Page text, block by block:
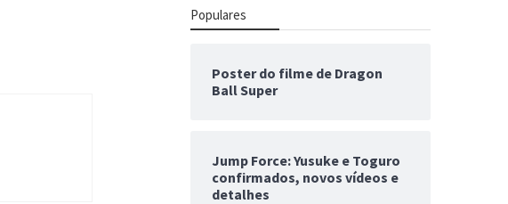
Populares
Poster do filme de Dragon
Ball Super
Jump Force: Yusuke e Toguro
confirmados, novos vídeos e
detalhes